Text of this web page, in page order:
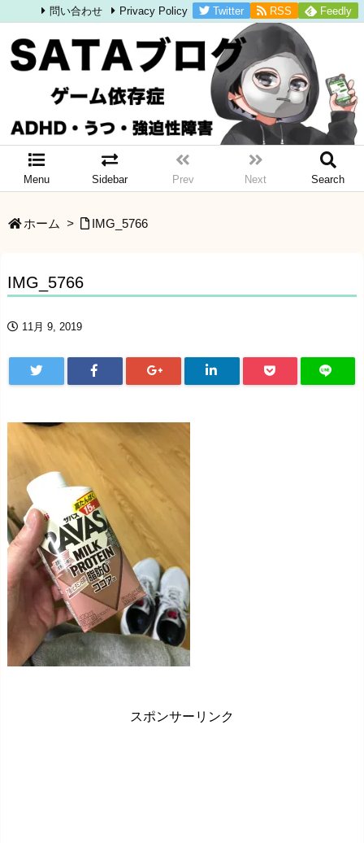
Menu Sidebar Prev Next Search
問い合わせ Privacy Policy Twitter RSS Feedly
ホーム > IMG_5766
IMG_5766
11月 9, 2019
スポンサーリンク